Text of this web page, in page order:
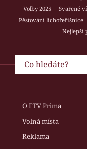
Volby 2025
Svařené
Pěstování lichořeřišnice
Nejlepší
O FTV Prima
Volná místa
Reklama